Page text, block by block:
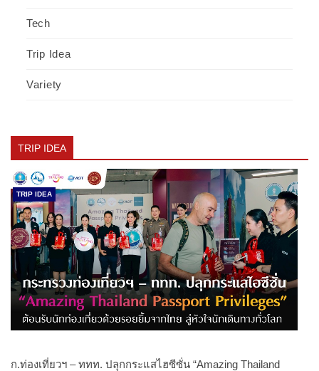
Tech
Trip Idea
Variety
TRIP IDEA
TRIP IDEA
ก.ท่องเที่ยวฯ – ททท. ปลุกกระแสไฮซีซั่น “Amazing Thailand